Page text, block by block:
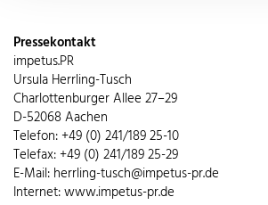
Pressekontakt
impetus.PR
Ursula Herrling-Tusch
Charlottenburger Allee 27–29
D-52068 Aachen
Telefon: +49 (0) 241/189 25-10
Telefax: +49 (0) 241/189 25-29
E-Mail: herrling-tusch@impetus-pr.de
Internet: www.impetus-pr.de